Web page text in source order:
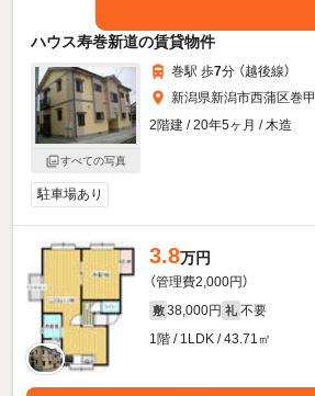
ハウス寿巻新道の賃貸物件
すべての写真
巻駅 歩7分 （越後線）
新潟県新潟市西蒲区巻甲
2階建 / 20年5ヶ月 / 木造
駐車場あり
3.8万円
（管理費2,000円）
敷 38,000円 礼 不要
1階 / 1LDK / 43.71㎡